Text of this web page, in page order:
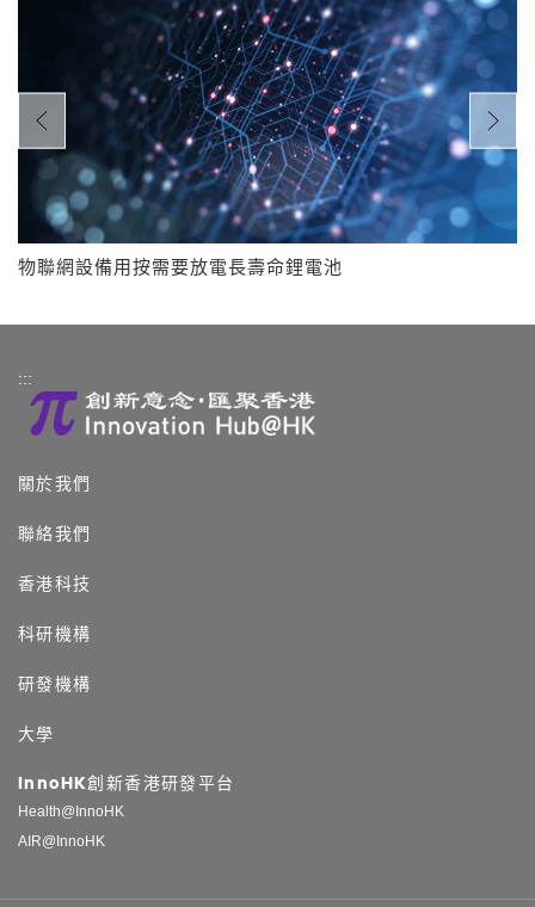
物聯網設備用按需要放電長壽命鋰電池
:::
關於我們
聯絡我們
香港科技
科研機構
研發機構
大學
InnoHK創新香港研發平台
Health@InnoHK
AIR@InnoHK